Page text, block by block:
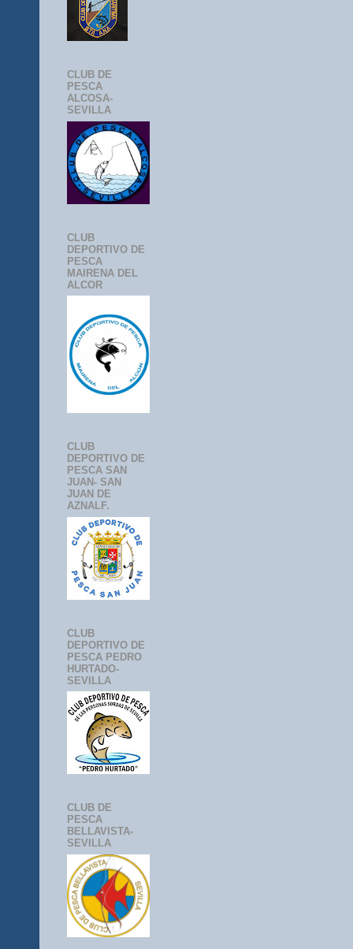
CLUB DE
PESCA
ALCOSA-
SEVILLA
CLUB
DEPORTIVO DE
PESCA
MAIRENA DEL
ALCOR
CLUB
DEPORTIVO DE
PESCA SAN
JUAN- SAN
JUAN DE
AZNALF.
CLUB
DEPORTIVO DE
PESCA PEDRO
HURTADO-
SEVILLA
CLUB DE
PESCA
BELLAVISTA-
SEVILLA